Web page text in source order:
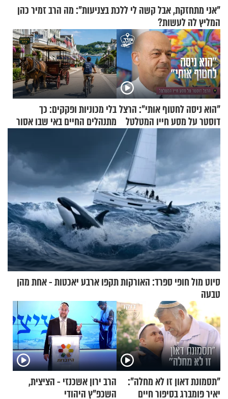
"אני מתחזקת, אבל קשה לי ללכת בצניעות": מה הרב זמיר כהן
המליץ לה לעשות?
"הוא ניסה לחטוף אותי": הרצל
דוסטר על מסע חייו המטלטל
בלי מכוניות ופקקים: כך
מתנהלים החיים באי שבו אסור
סיוט מול חופי ספרד: האורקות תקפו ארבע יאכטות - אחת מהן
טבעה
"תסמונת דאון זו לא מחלה":
יאיר פומברג בסיפור חיים
הרב ירון אשכנזי - הציצית,
השכפ"ץ היהודי